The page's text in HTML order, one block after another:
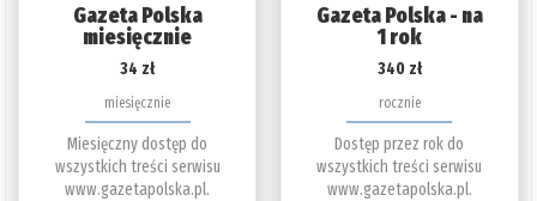
Gazeta Polska
miesięcznie
34 zł
miesięcznie
Miesięczny dostęp do
wszystkich treści serwisu
www.gazetapolska.pl.
Gazeta Polska - na
1 rok
340 zł
rocznie
Dostęp przez rok do
wszystkich treści serwisu
www.gazetapolska.pl.